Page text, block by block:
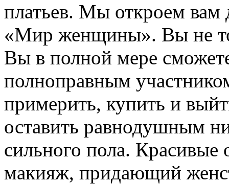
платьев. Мы откроем вам
«Мир женщины». Вы не
Вы в полной мере
полноправным
примерить, купить и
оставить равнодушным
сильного пола.
макияж, придающий